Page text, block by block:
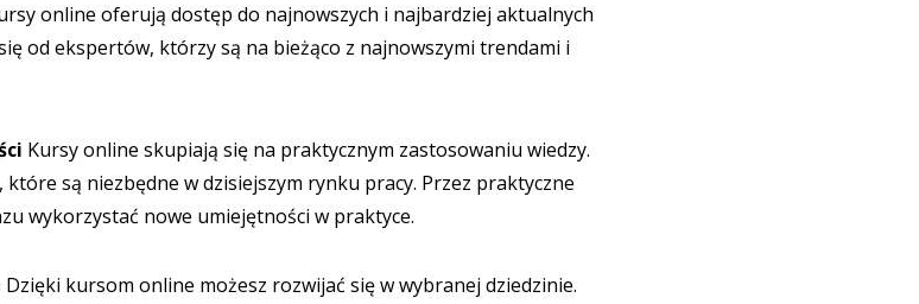
online oferują dostęp do najnowszych i najbardziej aktualnych
od ekspertów, którzy są na bieżąco z najnowszymi trendami i
Kursy online skupiają się na praktycznym zastosowaniu wiedzy.
są niezbędne w dzisiejszym rynku pracy. Przez praktyczne
wykorzystać nowe umiejętności w praktyce.
Dzięki kursom online możesz rozwijać się w wybranej dziedzinie.